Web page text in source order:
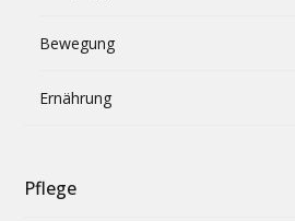
Bewegung
Ernährung
Pflege